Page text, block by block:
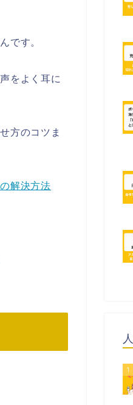
です。
をよく耳に
方のコツま
解決方法
1